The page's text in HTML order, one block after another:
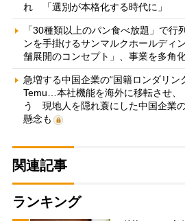
れ 「選別が本格化する時代に」
「30種類以上のパン食べ放題」で行
ンを手掛けるサンマルクホールデ
舗展開のコンセプト」、事業を多角
急増する中国企業の“国籍ロンダリン
Temu…本社機能を海外に移転させ、
う 現地人を隠れ蓑にした中国企業
懸念も
関連記事
ランキング